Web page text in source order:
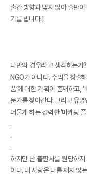
출간 방향과 맞지 않아 출판
기를 빕니다.]
나만의 경우라고 생각하는가
NGO가 아니다. 수익을 창출
품’에 대한 기획이 존재하고,
문가를 찾아간다. 그리고 유
머물게 하는 강력한 '마케팅
.
.
.
하지만 난 출판사를 원망하
이다. 내 사랑은 나를 재지 않